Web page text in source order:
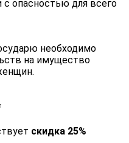
с опасностью для всего
необходимо
на имущество
скидка 25%